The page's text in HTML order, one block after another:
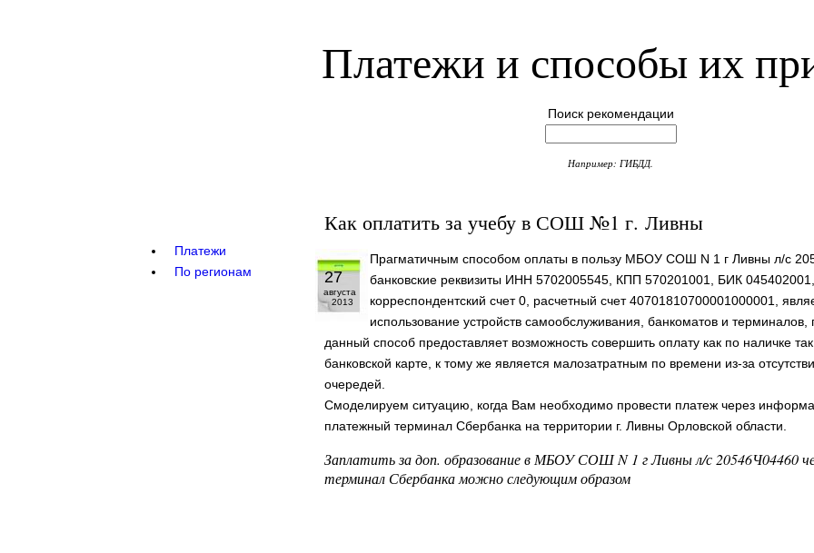
Платежи и способы их
Поиск рекомендации
Например: ГИБДД.
Платежи
По регионам
Как оплатить за учебу в СОШ №1 г. Ливны
27
августа
2013
Прагматичным способом оплаты в пользу МБОУ СОШ N 1 г Ливны л/с
банковские реквизиты ИНН 5702005545, КПП 570201001, БИК 045402001,
корреспондентский счет 0, расчетный счет 40701810700001000001,
использование устройств самообслуживания, банкоматов и терминалов,
данный способ предоставляет возможность совершить оплату как по наличке
банковской карте, к тому же является малозатратным по времени из-за
очередей.
Смоделируем ситуацию, когда Вам необходимо провести платеж через
платежный терминал Сбербанка на территории г. Ливны Орловской области.
Заплатить за доп. образование в МБОУ СОШ N 1 г Ливны л/с 20546Ч04460
терминал Сбербанка можно следующим образом